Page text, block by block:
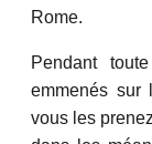
Rome.
Pendant
emmenés sur
vous les